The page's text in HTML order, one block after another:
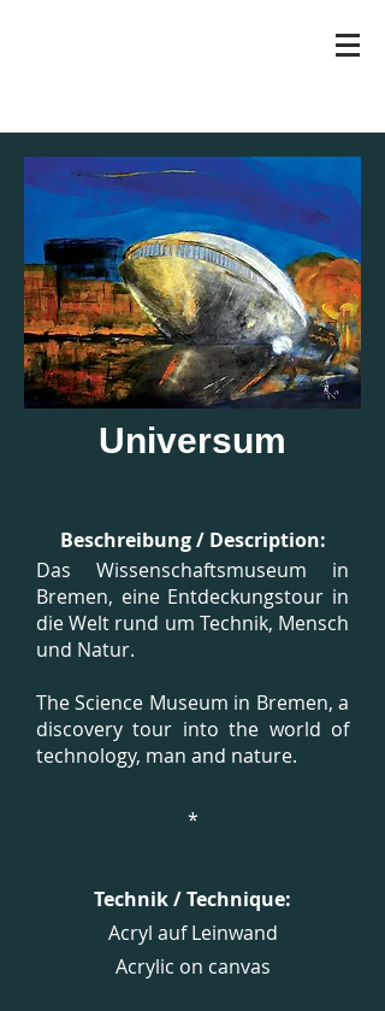
Universum
Beschreibung / Description:
Das Wissenschaftsmuseum in
Bremen, eine Entdeckungstour in
die Welt rund um Technik, Mensch
und Natur.
The Science Museum in Bremen, a
discovery tour into the world of
technology, man and nature.
*
Technik / Technique:
Acryl auf Leinwand
Acrylic on canvas